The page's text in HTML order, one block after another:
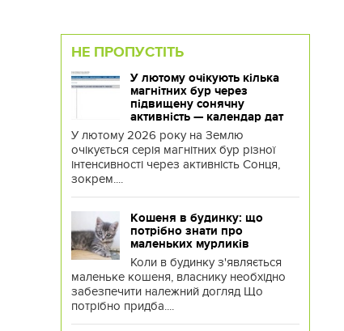
НЕ ПРОПУСТІТЬ
У лютому очікують кілька
магнітних бур через
підвищену сонячну
активність — календар дат
У лютому 2026 року на Землю
очікується серія магнітних бур різної
інтенсивності через активність Сонця,
зокрем....
Кошеня в будинку: що
потрібно знати про
маленьких мурликів
Коли в будинку з'являється
маленьке кошеня, власнику необхідно
забезпечити належний догляд Що
потрібно придба....